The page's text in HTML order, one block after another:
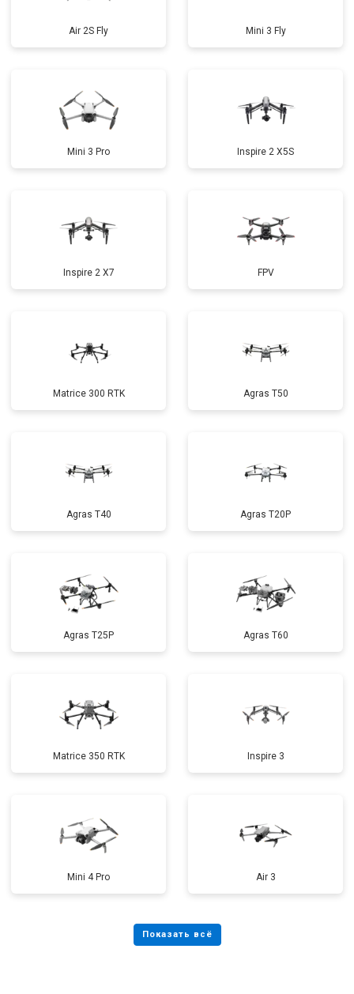
Air 2S Fly Mini 3 Fly
Mini 3 Pro Inspire 2 X5S
Inspire 2 X7 FPV
Matrice 300 RTK Agras T50
Agras T40 Agras T20P
Agras T25P Agras T60
Matrice 350 RTK Inspire 3
Mini 4 Pro Air 3